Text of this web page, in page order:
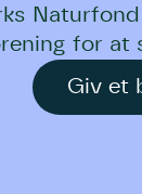
for at
Giv et